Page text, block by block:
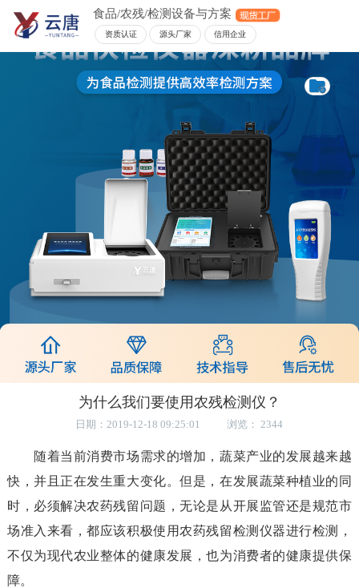
食品/农残/检测设备与方案
资质认证 源头厂家 信用企业
为什么我们要使用农残检测仪？
日期：2019-12-18 09:25:01 浏览： 2344
随着当前消费市场需求的增加，蔬菜产业的发展越来越
快，并且正在发生重大变化。但是，在发展蔬菜种植业的同
时，必须解决农药残留问题，无论是从开展监管还是规范市
场准入来看，都应该积极使用农药残留检测仪器进行检测，
不仅为现代农业整体的健康发展，也为消费者的健康提供保
障。